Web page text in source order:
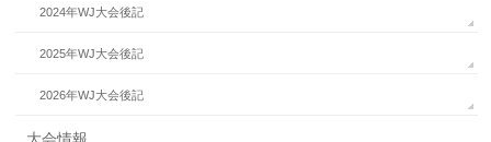
2024年WJ大会後記
2025年WJ大会後記
2026年WJ大会後記